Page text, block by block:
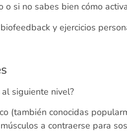
o si no sabes bien cómo
y ejercicios
siguiente nivel?
(también conocidas
a contraerse para